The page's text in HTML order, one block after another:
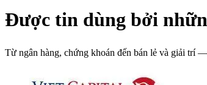
Được tin dùng bởi
Từ ngân hàng, chứng khoán đến bán lẻ và giải trí